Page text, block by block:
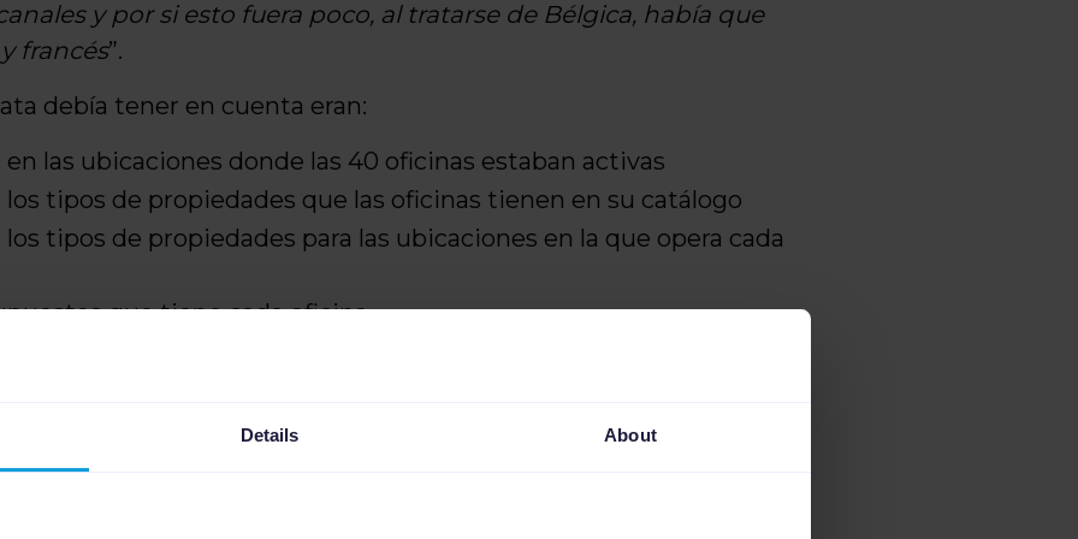
Details About
y por si esto fuera poco, al tratarse de Bélgica, había que
francés”.
debía tener en cuenta eran:
las ubicaciones donde las 40 oficinas estaban activas
los tipos de propiedades que las oficinas tienen en su catálogo
tipos de propiedades para las ubicaciones en la que opera cada
que tiene cada oficina
toda la información de las diferentes propiedades en un
la dirección, el tipo de propiedad, la URL de la propiedad, etc.